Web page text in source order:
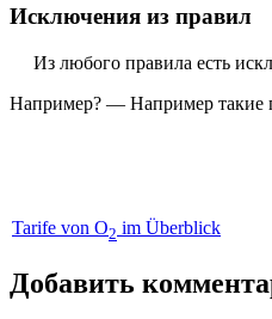
Исключения из правил
Из любого правила есть
Например? — Например такие
Tarife von O2 im Überblick
Добавить